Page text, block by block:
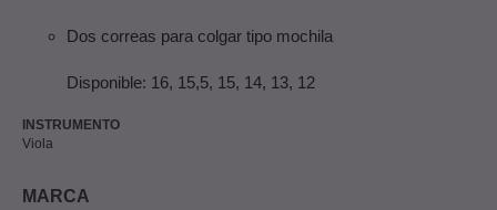
Dos correas para colgar tipo mochila
Disponible: 16, 15,5, 15, 14, 13, 12
INSTRUMENTO
Viola
MARCA